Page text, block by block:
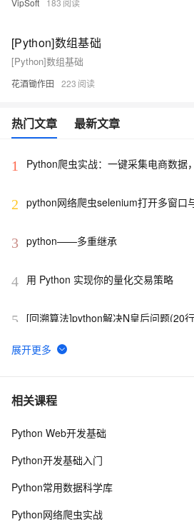
[Python]数组基础
[Python]数组基础
花酒锄作田 223
热门文章 最新文章
1 Python爬虫实战：一键采集电商数据
2 python网络爬虫selenium打开多窗口
3 python——多重继承
4 用 Python 实现你的量化交易策略
5 [回溯算法]python解决N皇后问题(20
6 python_list
7 Python之计算24点
8 Python中的find()和count()方法详解
取二维码里的链接
10python 模块初始
相关课程
Python Web开发基础
Python开发基础入门
Python常用数据科学库
Python网络爬虫实战